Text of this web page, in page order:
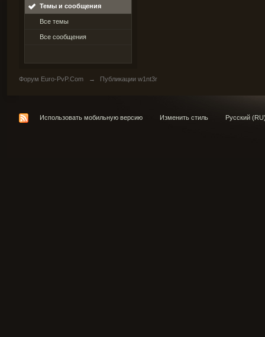
Темы и сообщения
Все темы
Все сообщения
Форум Euro-PvP.Com → Публикации w1nt3r
Использовать мобильную версию Изменить стиль Русский